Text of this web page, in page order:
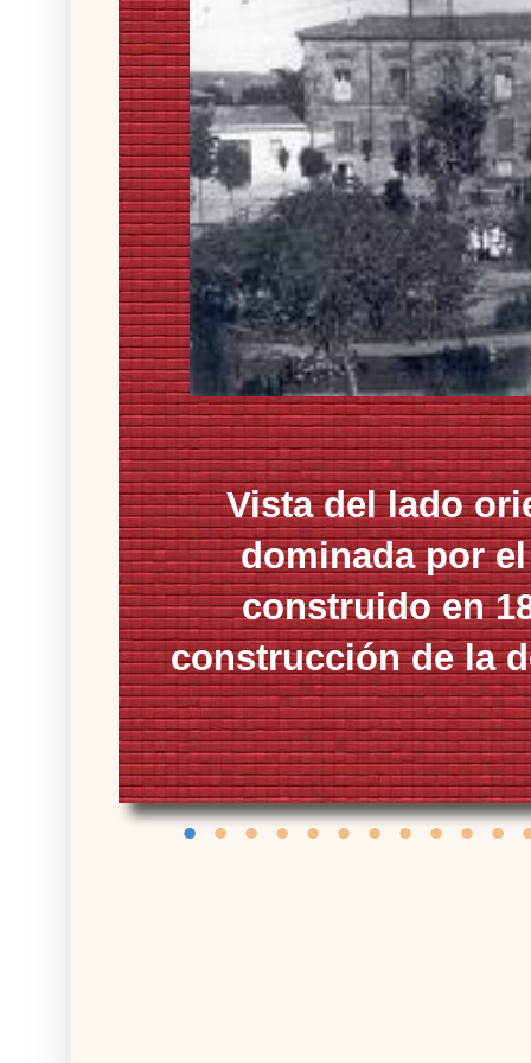
Vista del lado
dominada por
construido en
construcción de la
• • • • • • • • • • •